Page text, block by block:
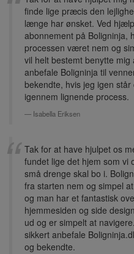
finde lige præcis den
længe har ønsket. Ved
abonnement på Boligninja,
processen været nem og
vil helt bestemt benytte mig
anbefale Boligninja til
bekendte, hvis jeg igen står
igennem lignende process.
Isabella Eriksen
Tak for at have hjulpet os
fundet lige det hjem som vi
små drenge skal bo i.
fra starten nem og simpel
og man har et fantastisk
hjemmesiden og side
ud og er simpelt at
sikkert anbefale
og bekendte.